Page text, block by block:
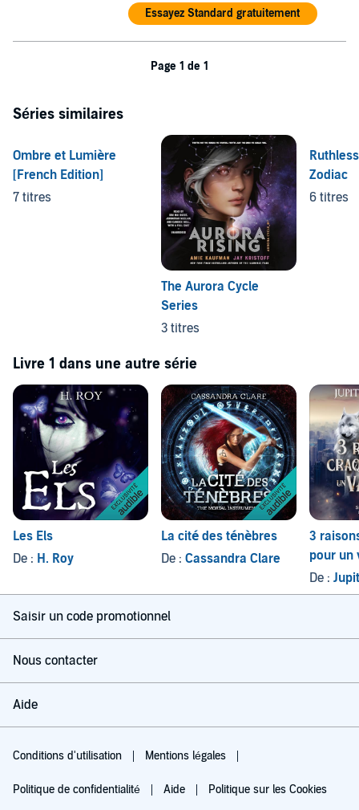
Essayez Standard gratuitement
Page 1 de 1
Séries similaires
Ombre et Lumière
[French Edition]
7 titres
The Aurora Cycle
Series
3 titres
Zodiac
6 titres
Livre 1 dans une autre série
Les Els
De : H. Roy
La cité des ténèbres
De : Cassandra Clare
3
pour un
De :
Saisir un code promotionnel
Nous contacter
Aide
Conditions d'utilisation Mentions légales
Politique de confidentialité Aide Politique sur les Cookies